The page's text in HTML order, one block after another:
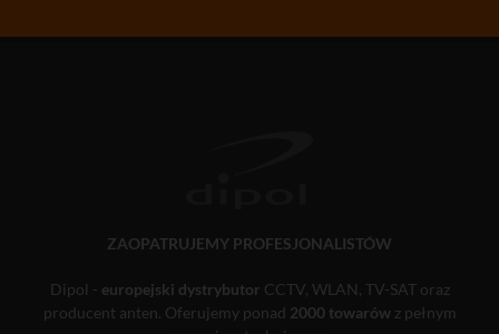
ZAOPATRUJEMY PROFESJONALISTÓW
Dipol - europejski dystrybutor CCTV, WLAN, TV-SAT oraz
producent anten. Oferujemy ponad 2000 towarówz pełnym